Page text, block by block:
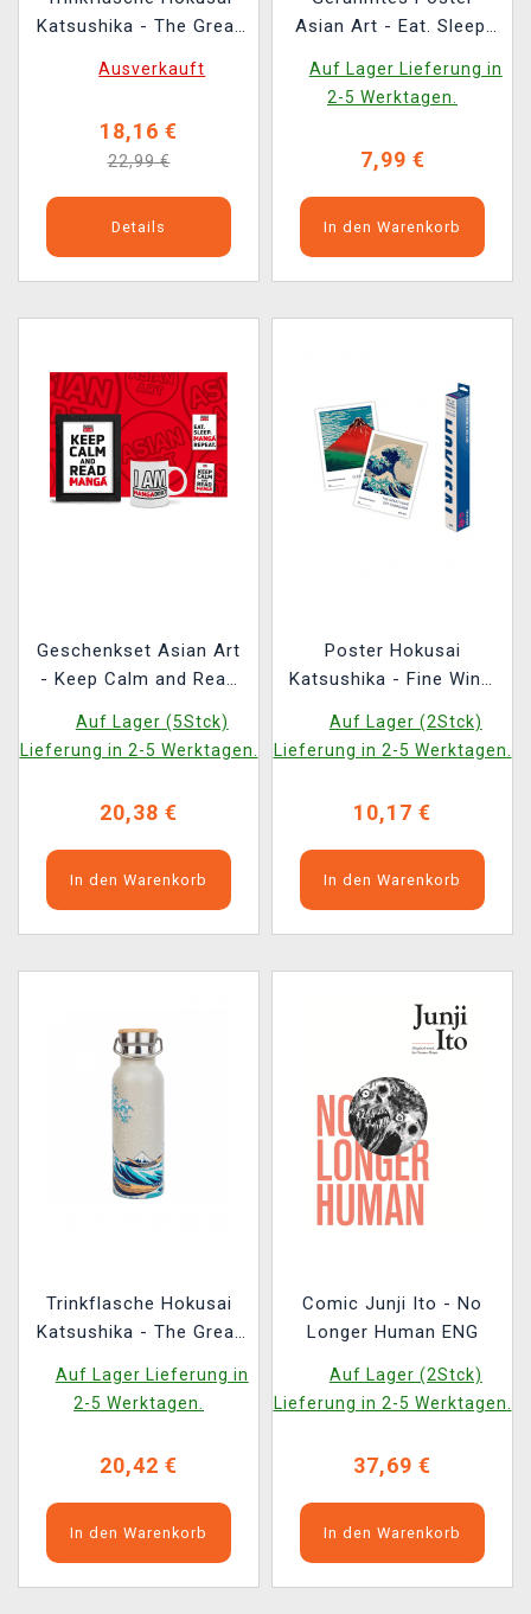
Katsushika - The Great
Bamboo Tea Bottle
Ausverkauft
18,16 €
22,99 €
Details
Asian Art - Eat. Sleep.
Auf Lager Lieferung in
2-5 Werktagen.
7,99 €
In den Warenkorb
Geschenkset Asian Art
- Keep Calm and Read
Poster, Tasse, Magnet,
magnetisches
Auf Lager (5Stck)
Lieferung in 2-5 Werktagen.
20,38 €
In den Warenkorb
Poster Hokusai
Katsushika - Fine Wind,
Great Wave (Set aus 2
Stück)
Auf Lager (2Stck)
Lieferung in 2-5 Werktagen.
10,17 €
In den Warenkorb
Trinkflasche Hokusai
Katsushika - The Great
Auf Lager Lieferung in
2-5 Werktagen.
20,42 €
In den Warenkorb
Comic Junji Ito - No
Longer Human ENG
Auf Lager (2Stck)
Lieferung in 2-5 Werktagen.
37,69 €
In den Warenkorb